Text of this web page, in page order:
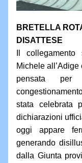
BRETELLA
DISATTESE
Il
Michele all’Adige
pensata
stata celebrata
dichiarazioni
oggi appare
generando
dalla Giunta